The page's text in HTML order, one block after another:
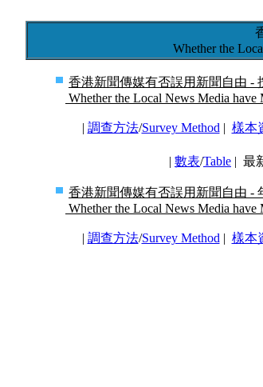
Whether the
香港新聞傳媒有否誤用新聞自由 -
Whether the Local News Media have
| 調查方法/Survey Method | 樣本
| 數表/Table | 最
香港新聞傳媒有否誤用新聞自由 -
Whether the Local News Media have
| 調查方法/Survey Method | 樣本